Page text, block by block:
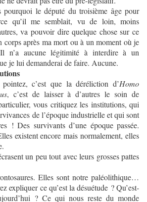
pourquoi le député du troisième âge pour
qu’il me semblait, vu de loin, moins
va pouvoir dire quelque chose sur ce
corps après ma mort ou à un moment où je
n’a aucune légitimité à interdire à un
je lui demanderai de faire. Aucune.
c’est que la déréliction d’Homo
, c’est de laisser à d’autres le soin de
vous critiquez les institutions, qui
de l’époque industrielle et qui sont
! Des survivants d’une époque passée.
existent encore mais normalement, elles
un peu tout avec leurs grosses pattes
Elles sont notre paléolithique…
expliquer ce qu’est la désuétude ? Qu’est-
? Ce qui nous reste du monde